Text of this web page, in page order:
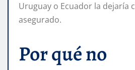
Uruguay o Ecuador la dejaría
asegurado.
Por qué no